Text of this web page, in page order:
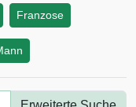
Franzose